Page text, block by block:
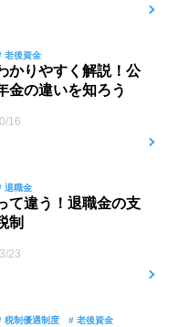
老後資金
かりやすく解説！公
金の違いを知ろう
16
退職金
て違う！退職金の支
制
23
税制優遇制度 # 老後資金